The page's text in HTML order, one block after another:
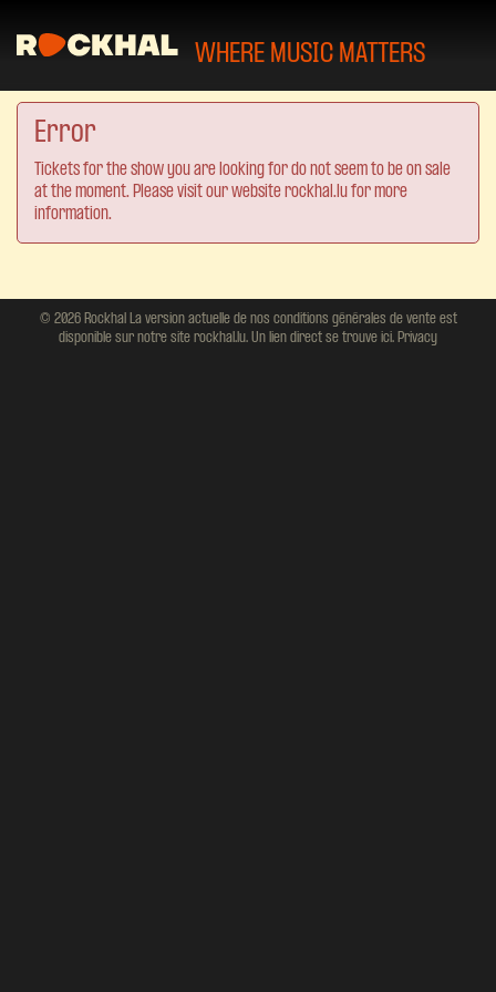
WHERE MUSIC MATTERS
Error
Tickets for the show you are looking for do not seem to be on sale
at the moment. Please visit our website rockhal.lu for more
information.
© 2026 Rockhal La version actuelle de nos conditions générales de vente est
disponible sur notre site rockhal.lu. Un lien direct se trouve ici. Privacy